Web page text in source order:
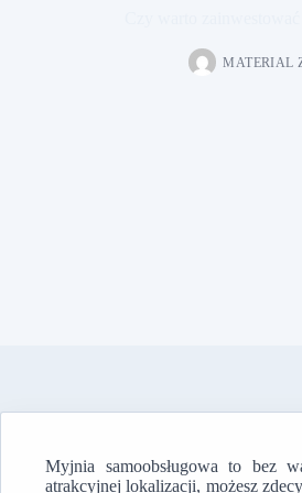
MATERIAL
Myjnia samoobsługowa to bez
atrakcyjnej lokalizacji, możesz